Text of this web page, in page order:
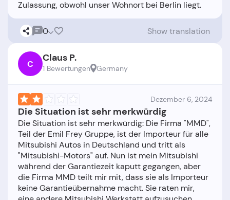
0 Show translation
C Claus P.
1 Bewertungen Germany
Dezember 6, 2024
Die Situation ist sehr merkwürdig
Die Situation ist sehr merkwürdig: Die Firma "MMD",
Teil der Emil Frey Gruppe, ist der Importeur für alle
Mitsubishi Autos in Deutschland und tritt als
"Mitsubishi-Motors" auf. Nun ist mein Mitsubishi
während der Garantiezeit kaputt gegangen, aber
die Firma MMD teilt mir mit, dass sie als Importeur
keine Garantieübernahme macht. Sie raten mir,